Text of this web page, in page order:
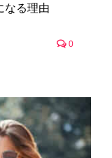
なる理由
0